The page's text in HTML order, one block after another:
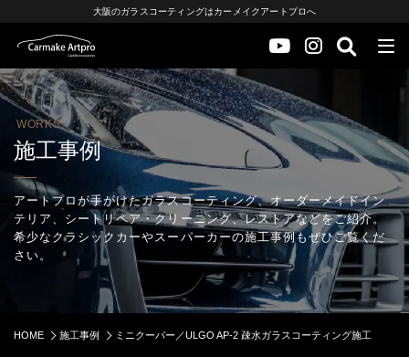
大阪のガラスコーティングはカーメイクアートプロへ
WORKS
施工事例
アートプロが手がけたガラスコーティング、オーダーメイドイン
テリア、シートリペア・クリーニング、レストアなどをご紹介。
希少なクラシックカーやスーパーカーの施工事例もぜひご覧くだ
さい。
HOME 施工事例 ミニクーパー／ULGO AP-2 疎水ガラスコーティング施工